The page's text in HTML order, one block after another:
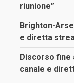
riunione”
Brighton-
e diretta
Discorso fine
canale e